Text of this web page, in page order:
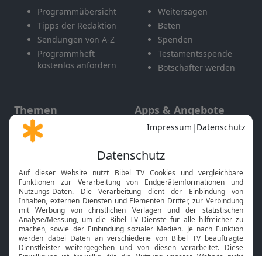
Programmübersicht
Tipps der Redaktion
Sendungen von A-Z
Programmheft
kostenlos anfordern
Weitersagen
Beten
Spenden
Testamentsspende
Botschafter werden
Themen
Gott und Bibel erklärt
Neuigkeiten
Apps & Angebote
Mobile App
Smart TV
HbbTV
Bibelthek Online-Bibel
Nächster Gottesdienst